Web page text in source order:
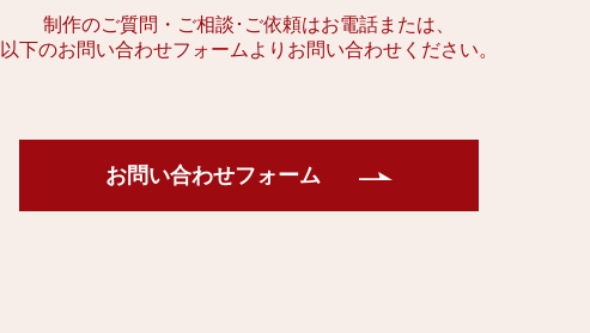
制作のご質問・ご相談･ご依頼はお電話または、
以下のお問い合わせフォームよりお問い合わせください。
お問い合わせフォーム